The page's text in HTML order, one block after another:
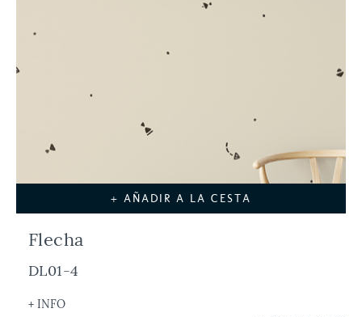
+ AÑADIR A LA CESTA
Flecha
DL01-4
+ INFO